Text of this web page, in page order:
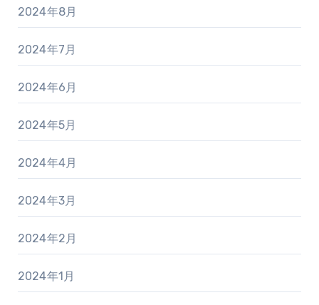
2024年8月
2024年7月
2024年6月
2024年5月
2024年4月
2024年3月
2024年2月
2024年1月